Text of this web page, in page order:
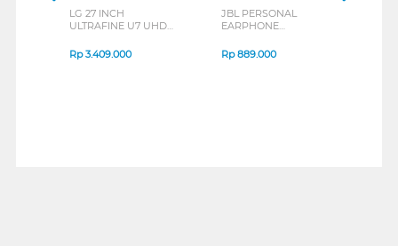
LG 27 INCH
ULTRAFINE U7 UHD
B_G3
Rp3.409.000
JBL PERSONAL
EARPHONE
SERIES
Rp889.000